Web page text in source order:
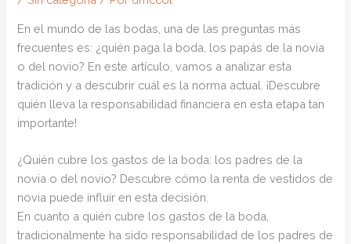
En el mundo de las bodas, una de las preguntas más
frecuentes es: ¿quién paga la boda, los papás de la novia
o del novio? En este artículo, vamos a analizar esta
tradición y a descubrir cuál es la norma actual. ¡Descubre
quién lleva la responsabilidad financiera en esta etapa tan
importante!
¿Quién cubre los gastos de la boda: los padres de la
novia o del novio? Descubre cómo la renta de vestidos de
novia puede influir en esta decisión.
En cuanto a quién cubre los gastos de la boda,
tradicionalmente ha sido responsabilidad de los padres de